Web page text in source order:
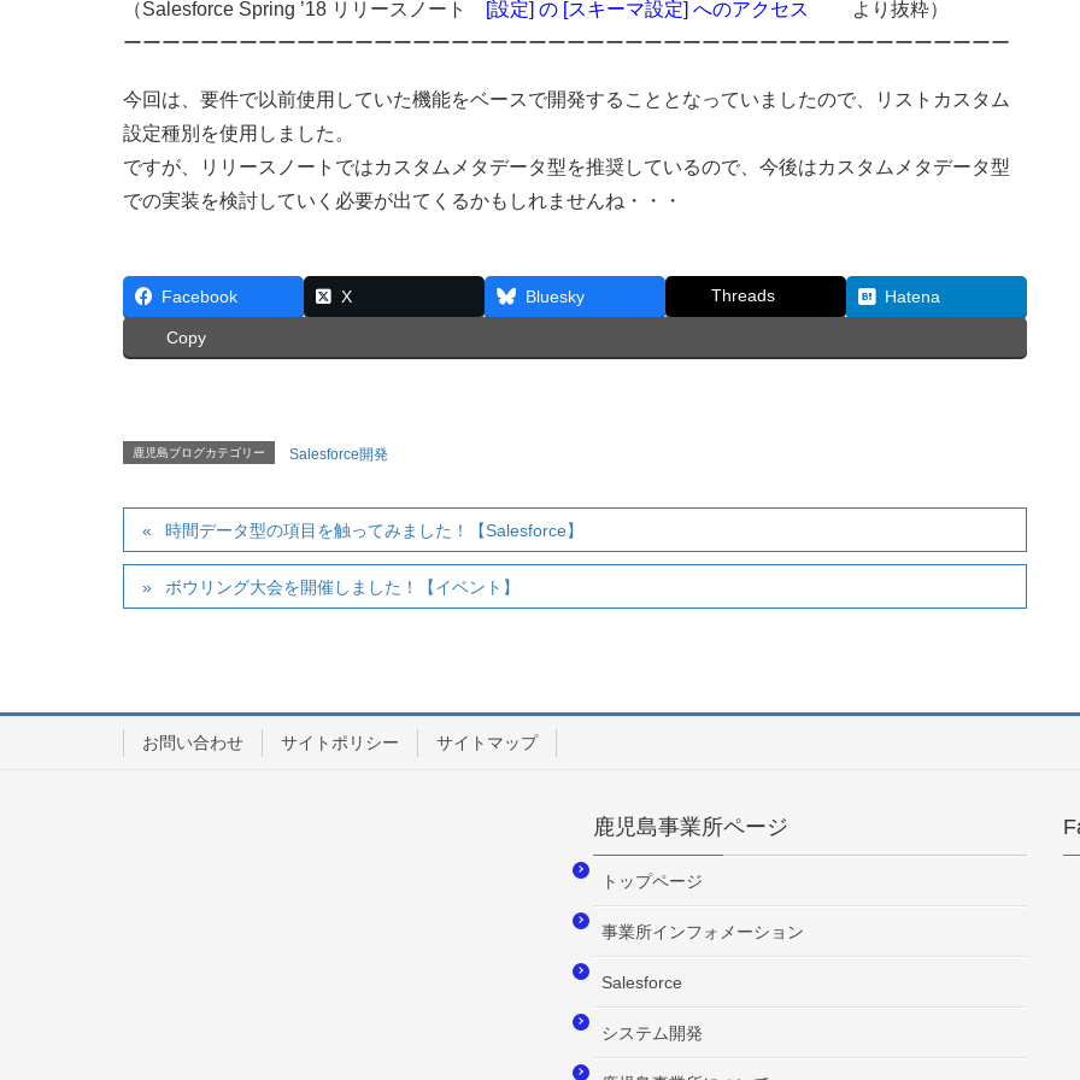
（Salesforce Spring ’18 リリースノート [設定] の [スキーマ設定] へのアクセス
より抜粋）
ーーーーーーーーーーーーーーーーーーーーーーーーーーーーーーーーーーーーーーーーーーーーーー
今回は、要件で以前使用していた機能をベースで開発することとなっていましたので、リストカスタム
設定種別を使用しました。
ですが、リリースノートではカスタムメタデータ型を推奨しているので、今後はカスタムメタデータ型
での実装を検討していく必要が出てくるかもしれませんね・・・
Facebook X Bluesky Threads Hatena
Copy
鹿児島ブログカテゴリー Salesforce開発
時間データ型の項目を触ってみました！【Salesforce】
ボウリング大会を開催しました！【イベント】
お問い合わせ サイトポリシー サイトマップ
鹿児島事業所ページ
トップページ
事業所インフォメーション
Salesforce
システム開発